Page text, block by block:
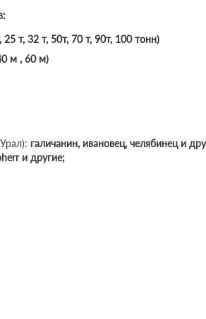
25 т, 32 т, 50т, 70 т, 90т, 100 тонн)
м , 60 м)
галичанин, ивановец, челябинец и
и другие;